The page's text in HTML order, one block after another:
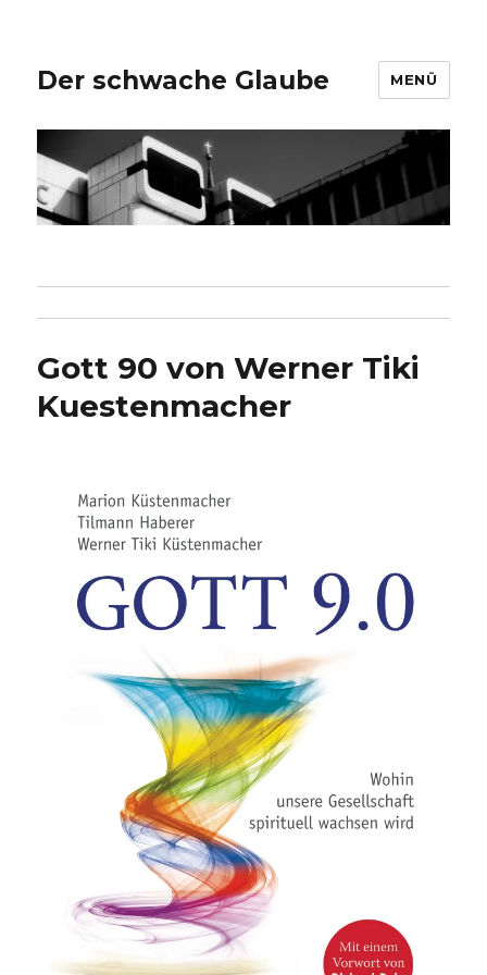
Der schwache Glaube MENÜ
Gott 90 von Werner Tiki
Kuestenmacher